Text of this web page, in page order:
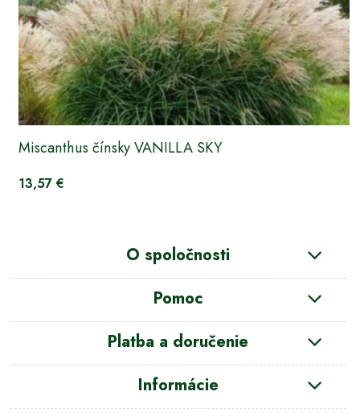
Miscanthus čínsky VANILLA SKY
13,57 €
O spoločnosti
Pomoc
Platba a doručenie
Informácie